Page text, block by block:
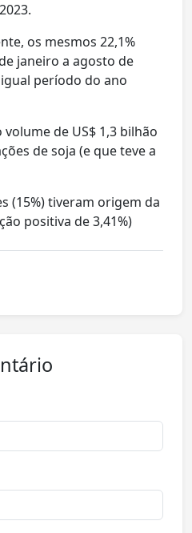
os mesmos 22,1%
janeiro a agosto de
período do ano
volume de US$ 1,3 bilhão
de soja (e que teve a
(15%) tiveram origem da
positiva de 3,41%)